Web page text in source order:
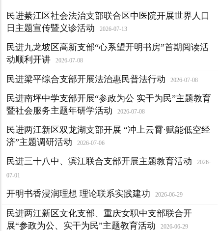
民进綦江区社会法治支部联合区中医院开展世界人口
日主题宣传暨义诊活动
2026-07-13
民进九龙坡区高新支部“心系望开明书房”首期阅读活
动顺利开讲
2026-07-08
民进梁平综合支部开展法治惠民普法行动 2026-07-08
民进南坪中学支部开展“参政为公 实干为民”主题教育
暨社会服务主题年研学活动
2026-07-08
民进两江新区双龙湖支部开展 “冲上云霄·赋能低空经
济”主题调研活动
2026-07-06
民进三十八中、滨江联合支部开展主题教育活动
2026-
07-01
开明书香浸润理想 理论联系实践建功 2026-06-29
民进两江新区文化支部、重庆女职中支部联合开
展“参政为公、实干为民”主题教育活动
2026-06-29